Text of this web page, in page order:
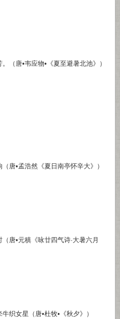
唐•韦应物•《夏至避暑北池》）
唐•孟浩然《夏日南亭怀辛大》）
唐•元稹《咏廿四气诗·大暑六月
织女星（唐•杜牧•《秋夕》）